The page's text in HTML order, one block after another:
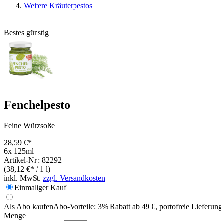
Weitere Kräuterpestos
Bestes günstig
Fenchelpesto
Feine Würzsoße
28,59 €*
6x 125ml
Artikel-Nr.: 82292
(38,12 €* / 1 l)
inkl. MwSt. zzgl. Versandkosten
Einmaliger Kauf
Als Abo kaufenAbo-Vorteile: 3% Rabatt ab 49 €, portofreie
Menge